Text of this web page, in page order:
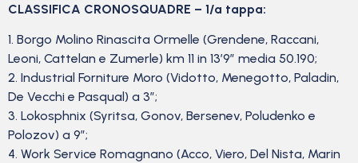
CLASSIFICA CRONOSQUADRE – 1/a tappa:
1. Borgo Molino Rinascita Ormelle (Grendene, Raccani,
Leoni, Cattelan e Zumerle) km 11 in 13’9” media 50.190;
2. Industrial Forniture Moro (Vidotto, Menegotto, Paladin,
De Vecchi e Pasqual) a 3”;
3. Lokosphnix (Syritsa, Gonov, Bersenev, Poludenko e
Polozov) a 9”;
4. Work Service Romagnano (Acco, Viero, Del Nista, Marin